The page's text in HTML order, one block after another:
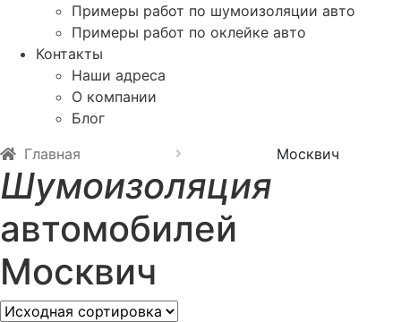
Примеры работ по шумоизоляции авто
Примеры работ по оклейке авто
Контакты
Наши адреса
О компании
Блог
Главная
Москвич
Шумоизоляция
автомобилей
Москвич